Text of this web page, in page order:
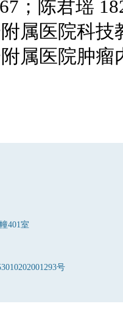
；陈君瑶
属医院科技
属医院肿瘤
401室
号